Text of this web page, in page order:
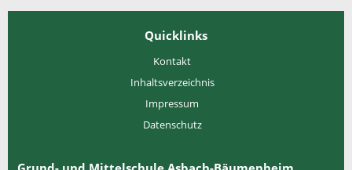
Quicklinks
Kontakt
Inhaltsverzeichnis
Impressum
Datenschutz